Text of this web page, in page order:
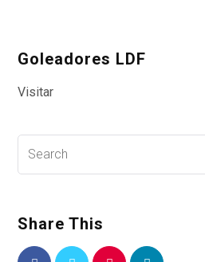
Goleadores LDF
Visitar
Share This